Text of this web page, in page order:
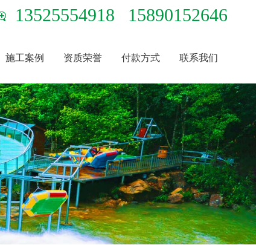
13525554918 15890152646
施工案例 资质荣誉 付款方式 联系我们